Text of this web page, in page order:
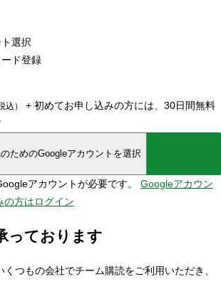
選択
ド登録
込） + 初めてお申し込みの方には、30日間無料
ためのGoogleアカウントを選択
アカウントが必要です。 Googleアカウン
の方はログイン
っております
つもの会社でチーム購読をご利用いただき、